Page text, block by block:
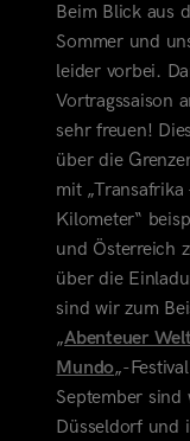
Beim Blick aus
Sommer und
leider vorbei.
Vortragssaison
sehr freuen!
über die
mit
Kilometer“
und Österreich
über die
sind wir zum
„Abenteuer Welt
Mundo„-
September sind
Düsseldorf und